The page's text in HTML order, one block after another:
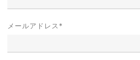
メールアドレス *